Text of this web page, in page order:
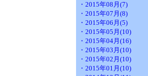
・2015年08月(7)
・2015年07月(8)
・2015年06月(5)
・2015年05月(10)
・2015年04月(16)
・2015年03月(10)
・2015年02月(10)
・2015年01月(10)